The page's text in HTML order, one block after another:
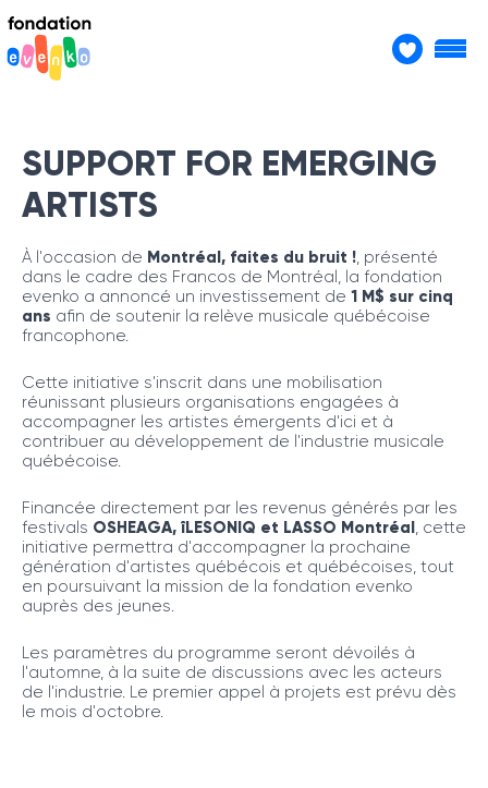
SUPPORT FOR EMERGING
ARTISTS
À l'occasion de Montréal, faites du bruit ! , présenté
dans le cadre des Francos de Montréal, la fondation
evenko a annoncé un investissement de 1 M$ sur cinq
ans afin de soutenir la relève musicale québécoise
francophone.
Cette initiative s'inscrit dans une mobilisation
réunissant plusieurs organisations engagées à
accompagner les artistes émergents d'ici et à
contribuer au développement de l'industrie musicale
québécoise.
Financée directement par les revenus générés par les
festivals OSHEAGA, îLESONIQ et LASSO Montréal , cette
initiative permettra d'accompagner la prochaine
génération d'artistes québécois et québécoises, tout
en poursuivant la mission de la fondation evenko
auprès des jeunes.
Les paramètres du programme seront dévoilés à
l'automne, à la suite de discussions avec les acteurs
de l'industrie. Le premier appel à projets est prévu dès
le mois d'octobre.